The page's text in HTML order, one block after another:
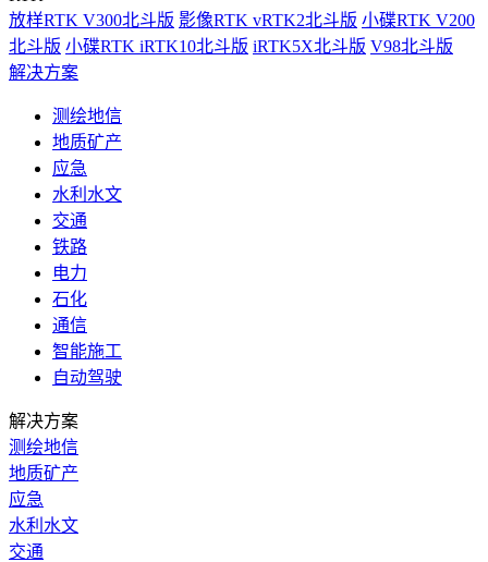
放样RTK V300北斗版 影像RTK vRTK2北斗版 小碟RTK V200
北斗版 小碟RTK iRTK10北斗版 iRTK5X北斗版 V98北斗版
解决方案
测绘地信
地质矿产
应急
水利水文
交通
铁路
电力
石化
通信
智能施工
自动驾驶
解决方案
测绘地信
地质矿产
应急
水利水文
交通